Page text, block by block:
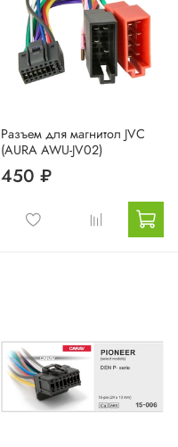
Разъем для магнитол JVC
(AURA AWU-JV02)
450 ₽